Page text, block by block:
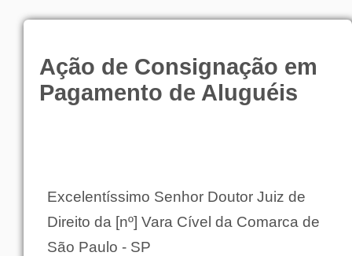
Ação de Consignação em
Pagamento de Aluguéis
Excelentíssimo Senhor Doutor Juiz de
Direito da [nº] Vara Cível da Comarca de
São Paulo - SP